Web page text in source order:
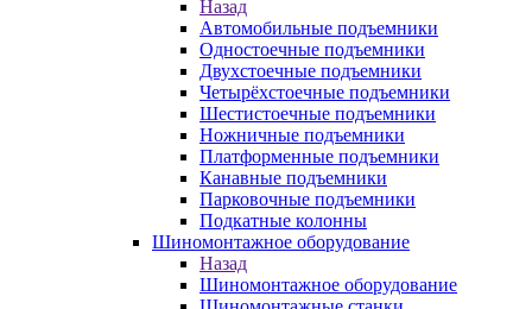
Назад
Автомобильные подъемники
Одностоечные подъемники
Двухстоечные подъемники
Четырёхстоечные подъемники
Шестистоечные подъемники
Ножничные подъемники
Платформенные подъемники
Канавные подъемники
Парковочные подъемники
Подкатные колонны
Шиномонтажное оборудование
Назад
Шиномонтажное оборудование